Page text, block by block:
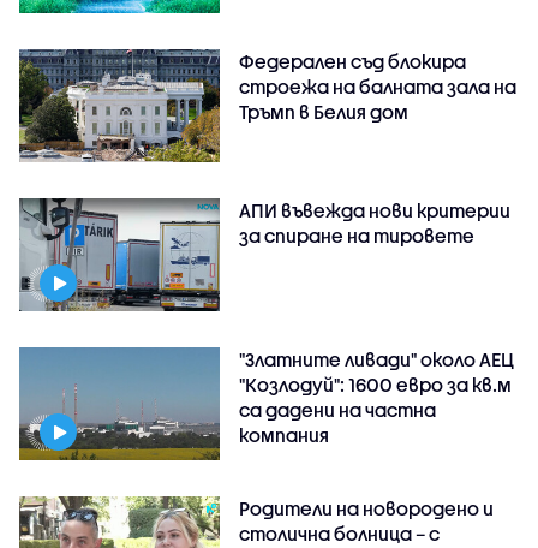
Федерален съд блокира
строежа на балната зала на
Тръмп в Белия дом
АПИ въвежда нови критерии
за спиране на тировете
"Златните ливади" около АЕЦ
"Козлодуй": 1600 евро за кв.м
са дадени на частна
компания
Родители на новородено и
столична болница – с